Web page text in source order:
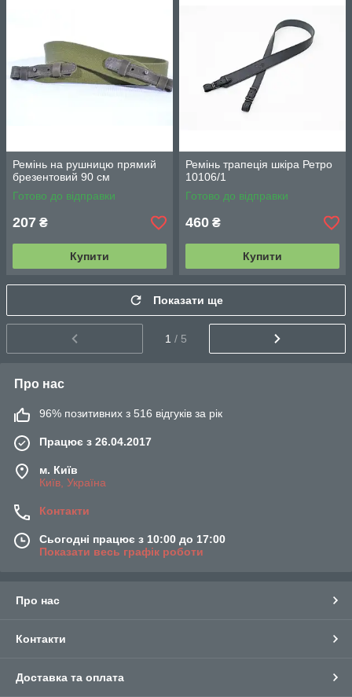
Ремінь на рушницю прямий
брезентовий 90 см
Готово до відправки
207 ₴
Купити
Ремінь трапеція шкіра Ретро
10106/1
Готово до відправки
460 ₴
Купити
Показати ще
1 / 5
Про нас
96% позитивних з 516 відгуків за рік
Працює з 26.04.2017
м. Київ
Київ, Україна
Контакти
Сьогодні працює з 10:00 до 17:00
Показати весь графік роботи
Про нас
Контакти
Доставка та оплата